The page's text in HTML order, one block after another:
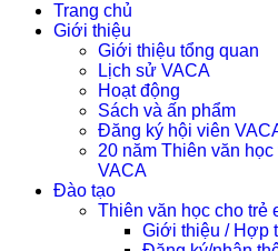
Trang chủ
Giới thiệu
Giới thiệu tổng quan
Lịch sử VACA
Hoạt động
Sách và ấn phẩm
Đăng ký hội viên
20 năm Thiên văn học
VACA
Đào tạo
Thiên văn học cho trẻ
Giới thiệu / Hợp